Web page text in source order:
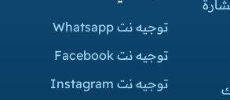
توجيه نت Whatsapp
توجيه نت Facebook
توجيه نت Instagram